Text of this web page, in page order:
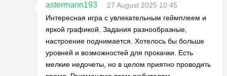
astermann193
27 August 2025 10:45
Интересная игра с увлекательным геймплеем и
яркой графикой. Задания разнообразные,
настроение поднимается. Хотелось бы больше
уровней и возможностей для прокачки. Есть
мелкие недочеты, но в целом приятно проводить